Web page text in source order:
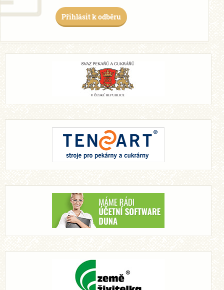
Přihlásit k odběru